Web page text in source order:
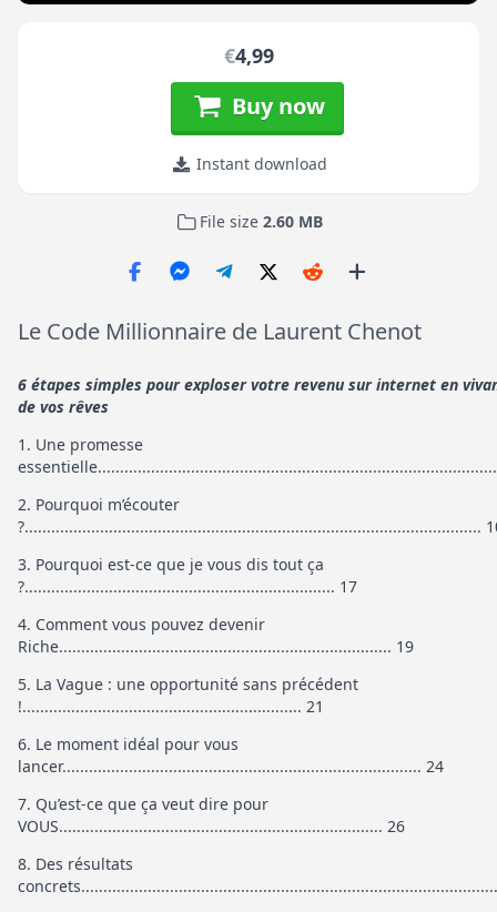
€4,99
Buy now
Instant download
File size2.60 MB
Le Code Millionnaire de Laurent Chenot
6 étapes simples pour exploser votre revenu sur internet en
de vos rêves
1. Une promesse
2. Pourquoi m’écouter
?.......................................................................................................
3. Pourquoi est-ce que je vous dis tout ça
?...................................................................... 17
4. Comment vous pouvez devenir
Riche........................................................................... 19
5. La Vague : une opportunité sans précédent
!............................................................... 21
6. Le moment idéal pour vous
lancer................................................................................. 24
7. Qu’est-ce que ça veut dire pour
VOUS......................................................................... 26
8. Des résultats